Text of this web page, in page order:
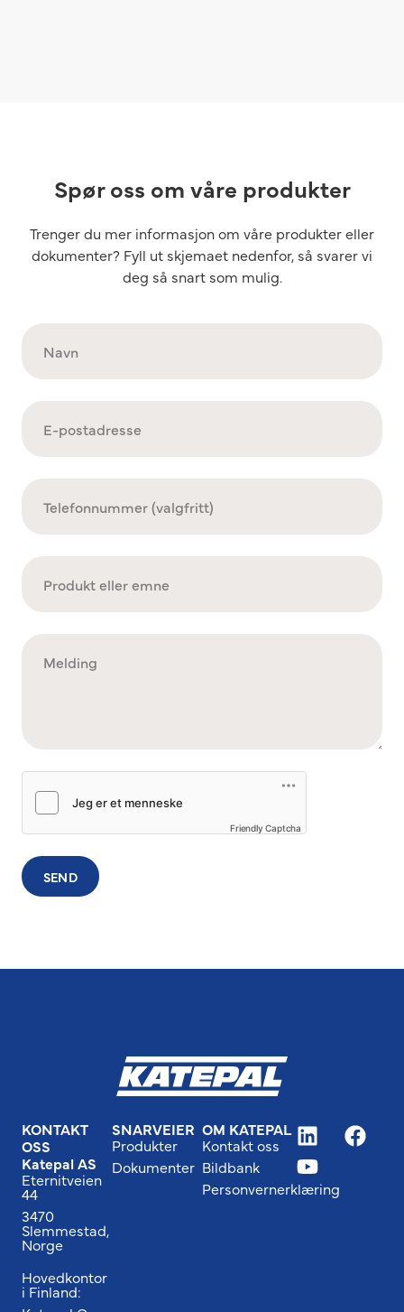
Spør oss om våre produkter
Trenger du mer informasjon om våre produkter eller
dokumenter? Fyll ut skjemaet nedenfor, så svarer vi
deg så snart som mulig.
Friendly Captcha
SEND
KONTAKT
OSS
Katepal AS
Eternitveien
44
3470
Slemmestad,
Norge
Hovedkontor
i Finland:
SNARVEIER
Produkter
Dokumenter
OM KATEPAL
Kontakt oss
Bildbank
Personvernerklæring